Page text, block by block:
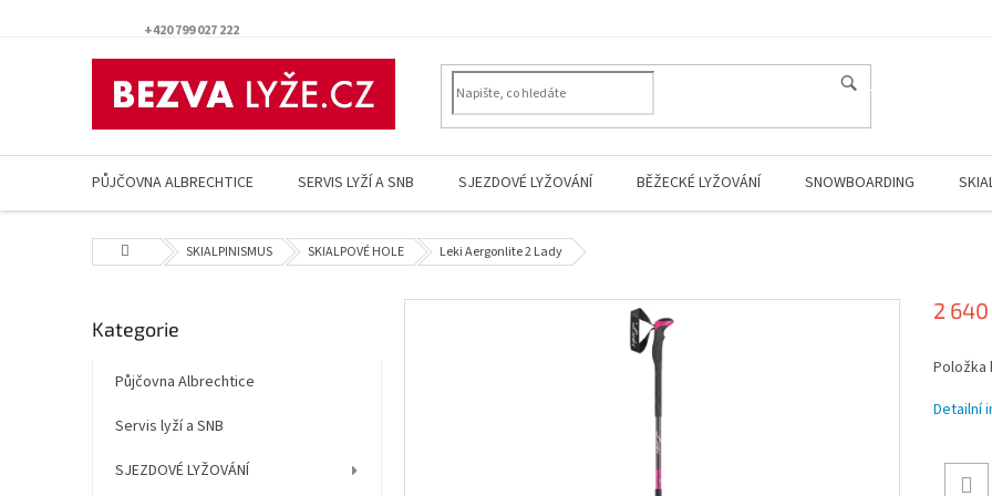
+420 799 027 222
PŮJČOVNA ALBRECHTICE SERVIS LYŽÍ A SNB SJEZDOVÉ LYŽOVÁNÍ BĚŽECKÉ LYŽOVÁNÍ SNOWBOARDING
Domů SKIALPINISMUS SKIALPOVÉ HOLE Leki Aergonlite 2 Lady
o
Přeskočit
Kategorie
Půjčovna Albrechtice
Servis lyží a SNB
SJEZDOVÉ LYŽOVÁNÍ
2 640
cena:
Detailní